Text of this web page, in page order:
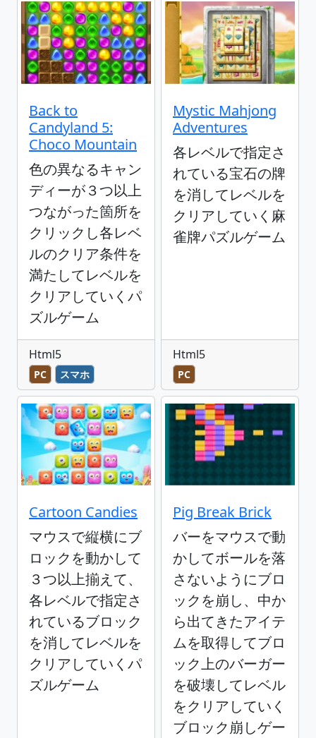
Back to
Candyland 5:
Choco Mountain
色の異なるキャン
ディーが３つ以上
つながった箇所を
クリックし各レベ
ルのクリア条件を
満たしてレベルを
クリアしていくパ
ズルゲーム
Html5
PC スマホ
Mystic Mahjong
Adventures
各レベルで指定さ
れている宝石の牌
を消してレベルを
クリアしていく麻
雀牌パズルゲーム
Html5
PC
Cartoon Candies
マウスで縦横にブ
ロックを動かして
３つ以上揃えて、
各レベルで指定さ
れているブロック
を消してレベルを
クリアしていくパ
ズルゲーム
Pig Break Brick
バーをマウスで動
かしてボールを落
さないようにブロ
ックを崩し、中か
ら出てきたアイテ
ムを取得してブロ
ック上のバーガー
を破壊してレベル
をクリアしていく
ブロック崩しゲー